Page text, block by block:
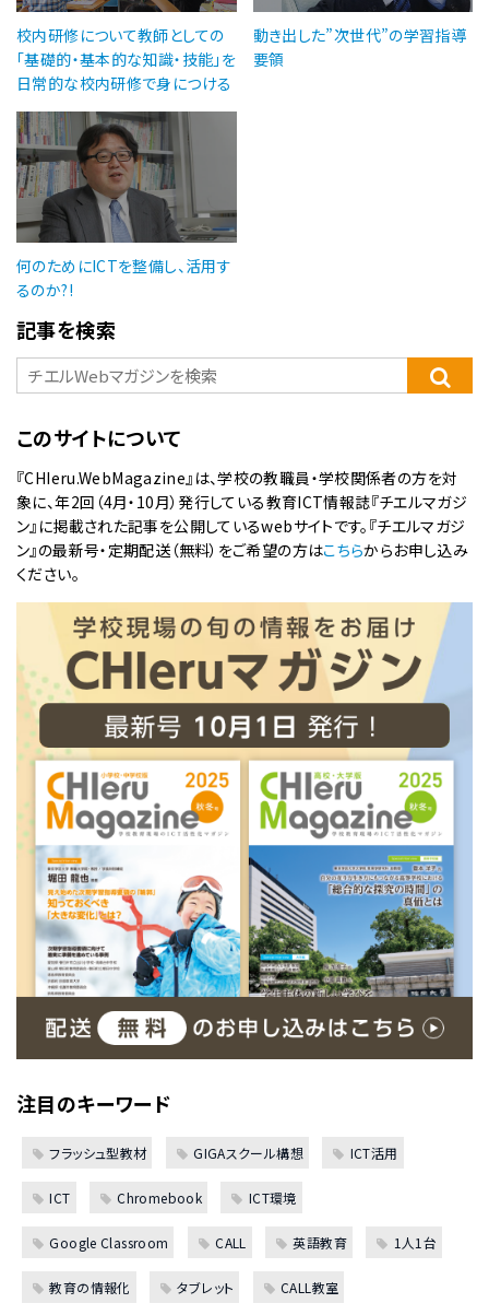
校内研修について教師としての
「基礎的・基本的な知識・技能」を
日常的な校内研修で身につける
動き出した”次世代”の学習指導
要領
何のためにICTを整備し、活用す
るのか?!
記事を検索
このサイトについて
『CHIeru.WebMagazine』は、学校の教職員・学校関係者の方を対
象に、年2回（4月・10月）発行している教育ICT情報誌『チエルマガジ
ン』に掲載された記事を公開しているwebサイトです。『チエルマガジ
ン』の最新号・定期配送（無料）をご希望の方はこちらからお申し込み
ください。
注目のキーワード
フラッシュ型教材 GIGAスクール構想 ICT活用
ICT Chromebook ICT環境
Google Classroom CALL 英語教育 1人1台
教育の情報化 タブレット CALL教室